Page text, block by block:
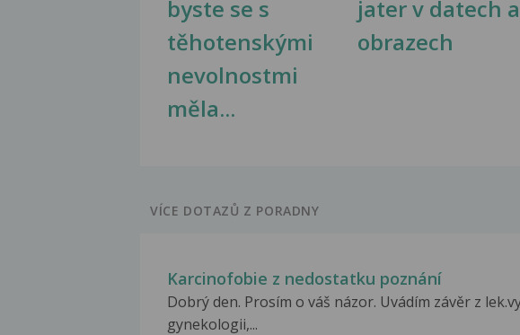
byste se s
těhotenskými
nevolnostmi
měla...
jater v datech a
obrazech
VÍCE DOTAZŮ Z PORADNY
Karcinofobie z nedostatku poznání
Dobrý den. Prosím o váš názor. Uvádím závěr z
gynekologii,...